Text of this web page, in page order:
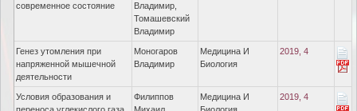
современное состояние
Владимир,
Томашевский
Владимир
Генез утомления при
напряженной мышечной
деятельности
Моногаров
Владимир
Медицина И
Биология
2019, 4
Условия образования и
Филиппов
Медицина И
2019, 4